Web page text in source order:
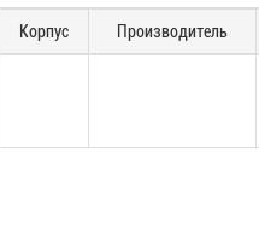
Корпус Производитель